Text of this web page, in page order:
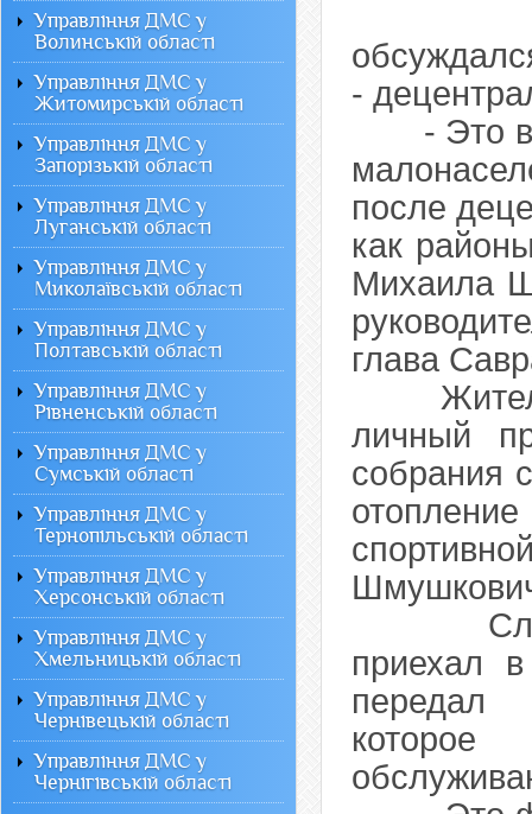
-
- Это в
после
как
Михаила
глава
Житель
личный
собрания
приехал
передал
Управління ДМС у
Волинській області
Управління ДМС у
Житомирській області
Управління ДМС у
Запорізькій області
Управління ДМС у
Луганській області
Управління ДМС у
Миколаївській області
Управління ДМС у
Полтавській області
Управління ДМС у
Рівненській області
Управління ДМС у
Сумській області
Управління ДМС у
Тернопільській області
Управління ДМС у
Херсонській області
Управління ДМС у
Хмельницькій області
Управління ДМС у
Чернівецькій області
Управління ДМС у
Чернігівській області